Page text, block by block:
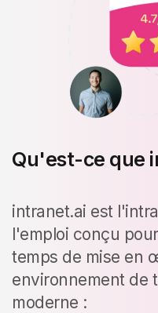
Qu'est-ce que
intranet.ai est
l'emploi conçu
temps de mise en
environnement de
moderne :